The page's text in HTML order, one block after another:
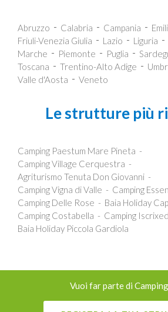
Abruzzo Calabria Campania
Friuli-Venezia Giulia
Lazio Liguria
Marche
Piemonte Puglia
Toscana
Trentino-Alto Adige
Valle d'Aosta
Veneto
Le strutture più
Camping Paestum Mare Pineta
Camping Village Cerquestra
Agriturismo Tenuta Don Giovanni
Camping Vigna di Valle
Camping
Camping Delle Rose
Baia Holiday
Camping Costabella
Camping
Baia Holiday Piccola Gardiola
Vuoi far parte di